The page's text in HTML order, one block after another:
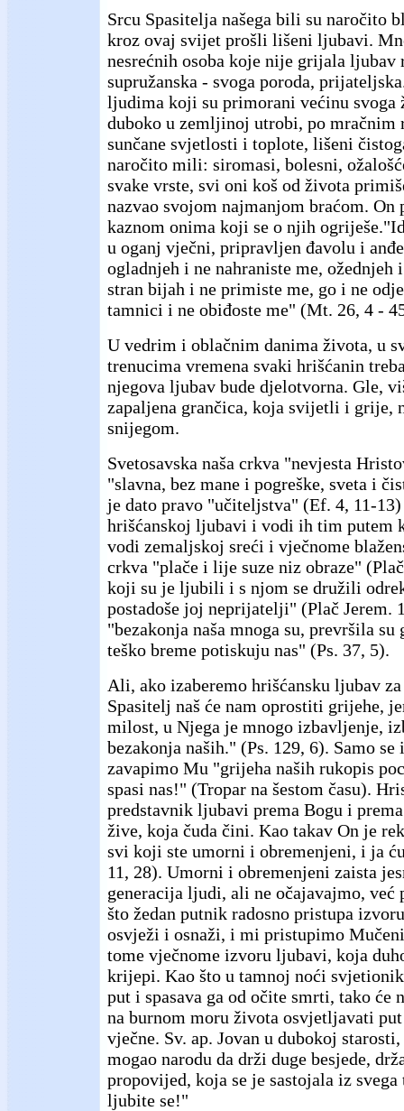
Srcu Spasitelja našega bili su naročito
kroz ovaj svijet prošli lišeni ljubavi.
nesrećnih osoba koje nije grijala ljubav
supružanska - svoga poroda,
ljudima koji su primorani većinu svoga
duboko u zemljinoj utrobi, po mračnim
sunčane svjetlosti i toplote, lišeni
naročito mili: siromasi, bolesni,
svake vrste, svi oni koš od života
nazvao svojom najmanjom braćom. On
kaznom onima koji se o njih
u oganj vječni, pripravljen đavolu i
ogladnjeh i ne nahraniste me, ožednjeh
stran bijah i ne primiste me, go i ne
tamnici i ne obiđoste me" (Mt. 26, 4 -
U vedrim i oblačnim danima života, u
trenucima vremena svaki hrišćanin
njegova ljubav bude djelotvorna. Gle,
zapaljena grančica, koja svijetli i grije,
snijegom.
Svetosavska naša crkva "nevjesta
"slavna, bez mane i pogreške, sveta i
je dato pravo "učiteljstva" (Ef. 4, 11-
hrišćanskoj ljubavi i vodi ih tim putem
vodi zemaljskoj sreći i vječnome
crkva "plače i lije suze niz obraze"
koji su je ljubili i s njom se družili
postadoše joj neprijatelji" (Plač Jerem.
"bezakonja naša mnoga su, prevršila su
teško breme potiskuju nas" (Ps. 37, 5).
Ali, ako izaberemo hrišćansku ljubav
Spasitelj naš će nam oprostiti grijehe,
milost, u Njega je mnogo izbavljenje,
bezakonja naših." (Ps. 129, 6). Samo
zavapimo Mu "grijeha naših rukopis
spasi nas!" (Tropar na šestom času).
predstavnik ljubavi prema Bogu i
žive, koja čuda čini. Kao takav On je
svi koji ste umorni i obremenjeni, i ja
11, 28). Umorni i obremenjeni zaista
generacija ljudi, ali ne očajavajmo,
što žedan putnik radosno pristupa
osvježi i osnaži, i mi pristupimo
tome vječnome izvoru ljubavi, koja
krijepi. Kao što u tamnoj noći
put i spasava ga od očite smrti, tako će
na burnom moru života osvjetljavati
vječne. Sv. ap. Jovan u dubokoj
mogao narodu da drži duge besjede,
propovijed, koja se je sastojala iz
ljubite se!"